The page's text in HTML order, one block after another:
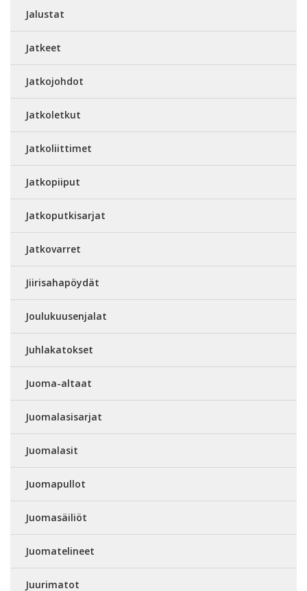
Jalustat
Jatkeet
Jatkojohdot
Jatkoletkut
Jatkoliittimet
Jatkopiiput
Jatkoputkisarjat
Jatkovarret
Jiirisahapöydät
Joulukuusenjalat
Juhlakatokset
Juoma-altaat
Juomalasisarjat
Juomalasit
Juomapullot
Juomasäiliöt
Juomatelineet
Juurimatot